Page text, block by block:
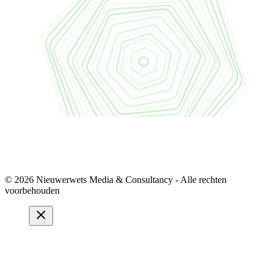
© 2026 Nieuwerwets Media & Consultancy - Alle rechten
voorbehouden